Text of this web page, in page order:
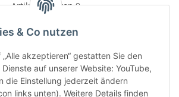
Artikel 1 - 9 von 9
& Co nutzen
akzeptieren“ gestatten Sie den
auf unserer Website: YouTube,
die Einstellung jederzeit ändern
links unten). Weitere Details finden